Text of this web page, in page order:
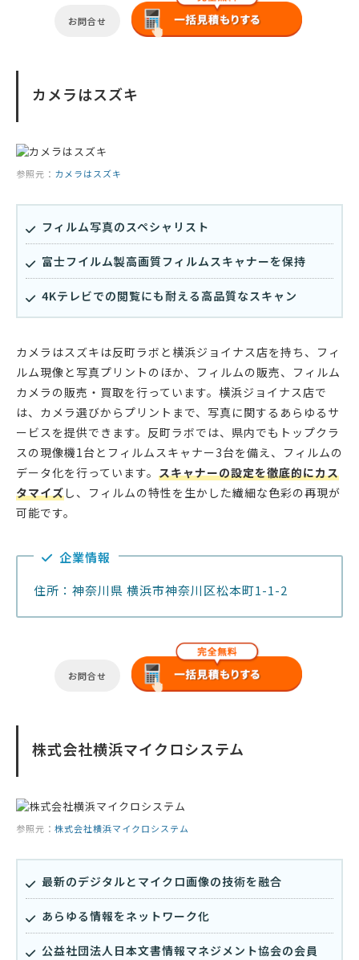
お問合せ
カメラはスズキ
参照元： カメラはスズキ
フィルム写真のスペシャリスト
富士フイルム製高画質フィルムスキャナーを保持
4Kテレビでの閲覧にも耐える高品質なスキャン
カメラはスズキは反町ラボと横浜ジョイナス店を持ち、フィ
ルム現像と写真プリントのほか、フィルムの販売、フィルム
カメラの販売・買取を行っています。横浜ジョイナス店で
は、カメラ選びからプリントまで、写真に関するあらゆるサ
ービスを提供できます。反町ラボでは、県内でもトップクラ
スの現像機1台とフィルムスキャナー3台を備え、フィルムの
データ化を行っています。 スキャナーの設定を徹底的にカス
タマイズし、フィルムの特性を生かした繊細な色彩の再現が
可能です。
企業情報
住所：神奈川県 横浜市神奈川区松本町1-1-2
お問合せ
株式会社横浜マイクロシステム
参照元： 株式会社横浜マイクロシステム
最新のデジタルとマイクロ画像の技術を融合
あらゆる情報をネットワーク化
公益社団法人日本文書情報マネジメント協会の会員